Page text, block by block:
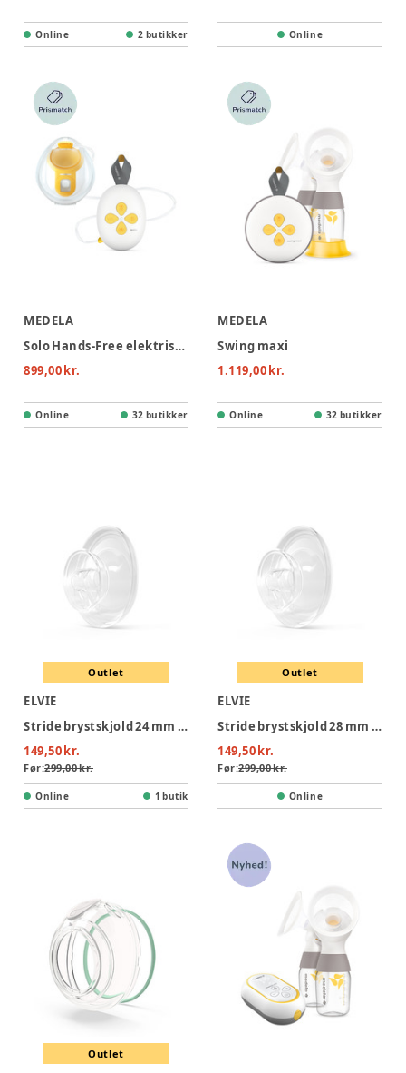
Online 2 butikker Online
MEDELA
Solo Hands-Free elektrisk enkeltbrystpumpe
899,00 kr.
Online 32 butikker
MEDELA
Swing maxi
1.119,00 kr.
Online 32 butikker
Outlet
ELVIE
Stride brystskjold 24 mm (2 pack)
149,50 kr.
Før:299,00 kr.
Online 1 butik
Outlet
ELVIE
Stride brystskjold 28 mm (2 pack)
149,50 kr.
Før:299,00 kr.
Online
Outlet